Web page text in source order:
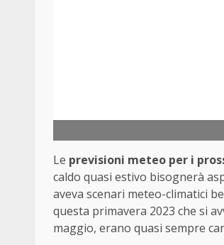
Le previsioni meteo per i
caldo quasi estivo bisognerà
aveva scenari meteo-climatici
questa primavera 2023 che si
maggio, erano quasi sempre